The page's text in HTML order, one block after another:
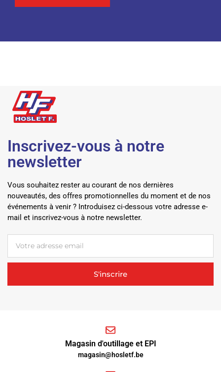
Inscrivez-vous à notre
newsletter
Vous souhaitez rester au courant de nos dernières
nouveautés, des offres promotionnelles du moment et de nos
événements à venir ? Introduisez ci-dessous votre adresse e-
mail et inscrivez-vous à notre newsletter.
S'inscrire
Magasin d'outillage et EPI
magasin@hosletf.be